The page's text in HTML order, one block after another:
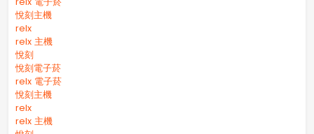
悅刻主機
relx
relx 主機
悅刻
悅刻電子菸
relx 電子菸
悅刻主機
relx
relx 主機